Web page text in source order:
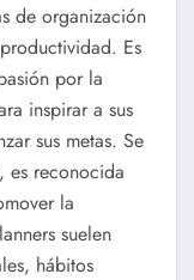
de organización
Es
por la
inspirar a sus
sus metas. Se
es reconocida
la
suelen
hábitos